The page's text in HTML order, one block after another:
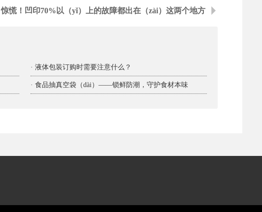
惊慌！凹印70%以（yǐ）上的故障都出在（zài）这两个地方
· 液体包装订购时需要注意什么？
· 食品抽真空袋（dài）——锁鲜防潮，守护食材本味